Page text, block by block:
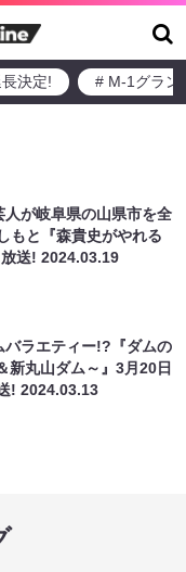
決定! # M-1グラン
人が岐阜県の山県市を全
もと『森貴史がやれる
放送!2024.03.19
バラエティー!?『ダムの
新丸山ダム～』3月20日
!2024.03.13